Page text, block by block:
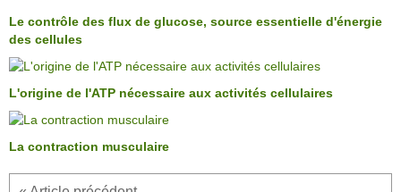
Le contrôle des flux de glucose, source essentielle d'énergie
des cellules
L'origine de l'ATP nécessaire aux activités cellulaires
La contraction musculaire